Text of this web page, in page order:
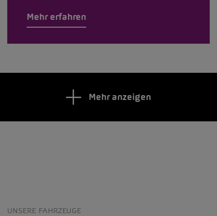
Mehr erfahren
Mehr anzeigen
UNSERE FAHRZEUGE